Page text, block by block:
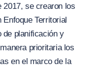
2017, se crearon los
Territorial
de planificación y
prioritaria los
en el marco de la